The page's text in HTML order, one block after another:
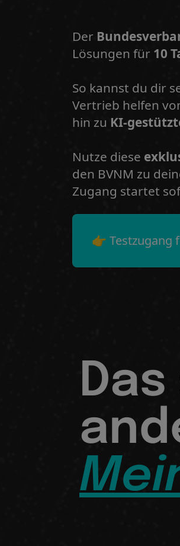
Der
Lösungen für 10
So kannst du dir
Vertrieb helfen
hin zu KI-
Nutze diese
den BVNM zu
Zugang startet
👉 Testzugang